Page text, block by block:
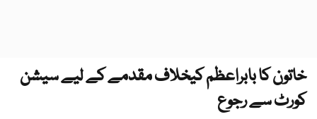
خاتون کا بابراعظم کیخلاف مقدمے کے لیے سیشن
کورٹ سے رجوع